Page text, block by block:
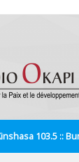
103.5 ::